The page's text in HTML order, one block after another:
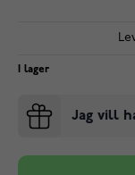
I lager
Jag vill